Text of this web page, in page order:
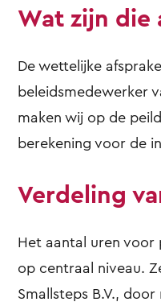
Wat zijn die
De wettelijke
beleidsmedewerker
maken wij op de
berekening voor de
Verdeling
Het aantal uren voor
op centraal niveau.
Smallsteps B.V.,